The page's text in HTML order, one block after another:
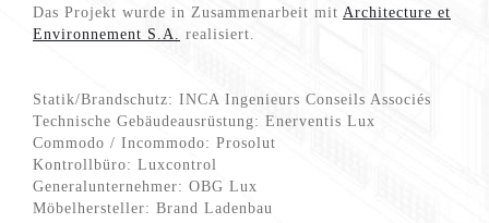
Das Projekt wurde in Zusammenarbeit mit Architecture et
Environnement S.A. realisiert.
Statik/Brandschutz: INCA Ingenieurs Conseils Associés
Technische Gebäudeausrüstung: Enerventis Lux
Commodo / Incommodo: Prosolut
Kontrollbüro: Luxcontrol
Generalunternehmer: OBG Lux
Möbelhersteller: Brand Ladenbau